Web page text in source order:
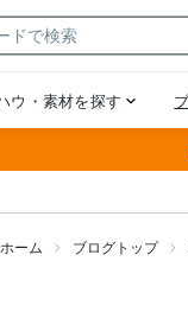
ホーム ブログトップ